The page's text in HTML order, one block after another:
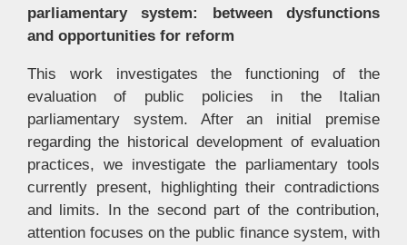
parliamentary system: between dysfunctions
and opportunities for reform
This work investigates the functioning of the
evaluation of public policies in the Italian
parliamentary system. After an initial premise
regarding the historical development of evaluation
practices, we investigate the parliamentary tools
currently present, highlighting their contradictions
and limits. In the second part of the contribution,
attention focuses on the public finance system, with